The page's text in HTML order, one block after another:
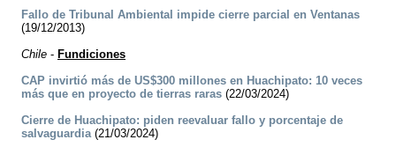
Fallo de Tribunal Ambiental impide cierre parcial en Ventanas
(19/12/2013)
Chile - Fundiciones
CAP invirtió más de US$300 millones en Huachipato: 10 veces
más que en proyecto de tierras raras (22/03/2024)
Cierre de Huachipato: piden reevaluar fallo y porcentaje de
salvaguardia(21/03/2024)